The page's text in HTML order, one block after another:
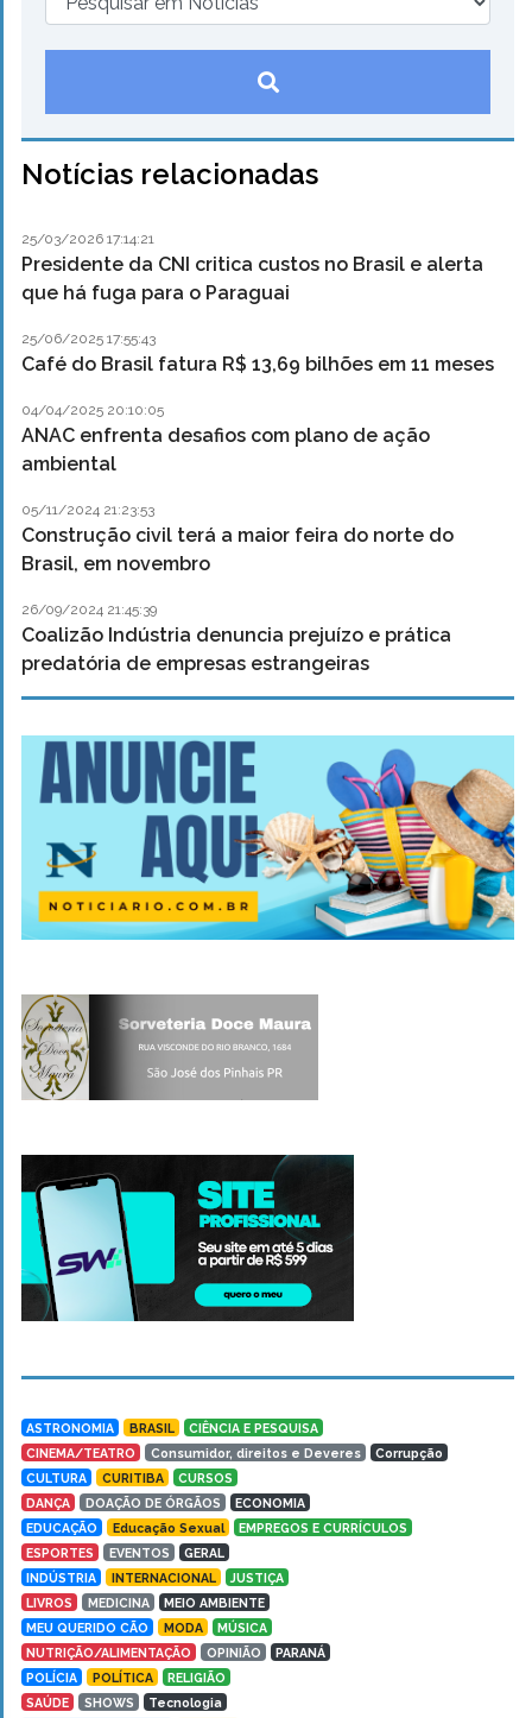
Notícias relacionadas
25/03/2026 17:14:21
Presidente da CNI critica custos no Brasil e alerta
que há fuga para o Paraguai
25/06/2025 17:55:43
Café do Brasil fatura R$ 13,69 bilhões em 11 meses
04/04/2025 20:10:05
ANAC enfrenta desafios com plano de ação
ambiental
05/11/2024 21:23:53
Construção civil terá a maior feira do norte do
Brasil, em novembro
26/09/2024 21:45:39
Coalizão Indústria denuncia prejuízo e prática
predatória de empresas estrangeiras
ASTRONOMIA BRASIL
CIÊNCIA E PESQUISA
CINEMA/TEATRO
Consumidor, direitos e Deveres
Corrupção
CULTURA
CURITIBA
CURSOS
DANÇA
DOAÇÃO DE ÓRGÃOS
ECONOMIA
EDUCAÇÃO
Educação Sexual
EMPREGOS E CURRÍCULOS
ESPORTES
EVENTOS
GERAL
INDÚSTRIA
INTERNACIONAL
JUSTIÇA
LIVROS
MEDICINA
MEIO AMBIENTE
MEU QUERIDO CÃO
MODA
MÚSICA
NUTRIÇÃO/ALIMENTAÇÃO
OPINIÃO
PARANÁ
POLÍCIA
POLÍTICA
RELIGIÃO
SAÚDE
SHOWS
Tecnologia